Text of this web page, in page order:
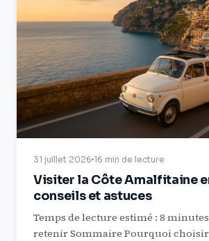
31 juillet 2026 16 min de lecture
Visiter la Côte Amalfitaine
conseils et astuces
Temps de lecture estimé : 8
retenir Sommaire Pourquoi